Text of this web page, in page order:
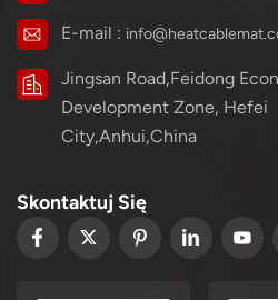
E-mail :
Jingsan Road,Feidong
Development Zone, Hefei
City,Anhui,China
Skontaktuj Się